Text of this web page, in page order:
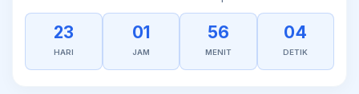
23
HARI
01
JAM
56
MENIT
04
DETIK